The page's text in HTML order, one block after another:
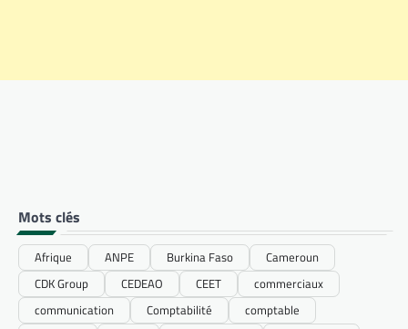
Mots clés
Afrique ANPE Burkina Faso
Cameroun
CDK Group
CEDEAO CEET
commerciaux
communication
Comptabilité
comptable